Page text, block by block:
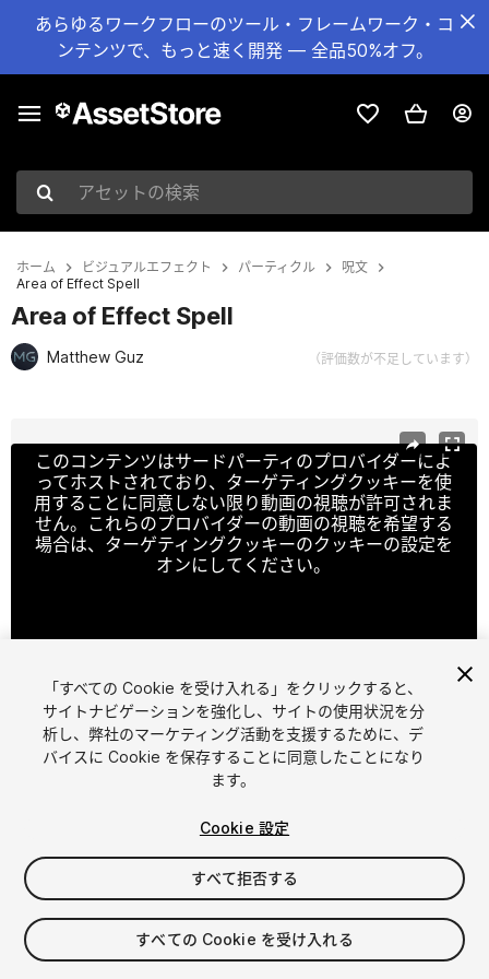
あらゆるワークフローのツール・フレームワーク・コ
ンテンツで、もっと速く開発 — 全品50%オフ。
アセットの検索
ホーム ビジュアルエフェクト パーティクル
呪文
Area of Effect Spell
Area of Effect Spell
Matthew Guz （評価数が不足しています）
このコンテンツはサードパーティのプロバイダーによ
ってホストされており、ターゲティングクッキーを使
用することに同意しない限り動画の視聴が許可されま
せん。これらのプロバイダーの動画の視聴を希望する
場合は、ターゲティングクッキーのクッキーの設定を
オンにしてください。
1/ 19
$11
消費税は決済時に計算されます
「すべての Cookie を受け入れる」をクリックすると、
サイトナビゲーションを強化し、サイトの使用状況を分
析し、弊社のマーケティング活動を支援するために、デ
バイスに Cookie を保存することに同意したことになり
ます。
Cookie 設定
すべて拒否する
すべての Cookie を受け入れる